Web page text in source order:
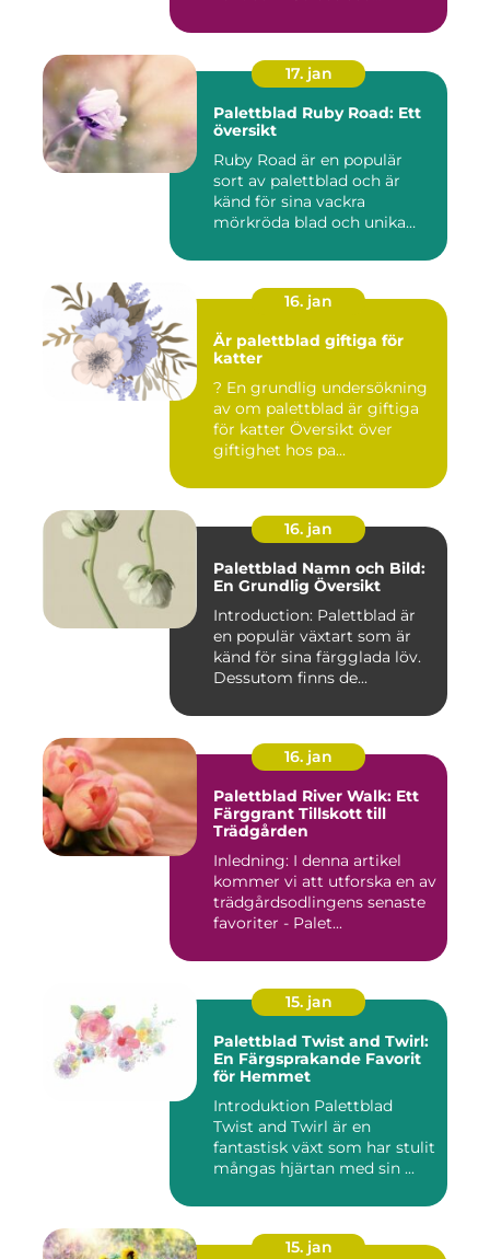
17. jan
Palettblad Ruby Road: Ett
översikt
Ruby Road är en populär
sort av palettblad och är
känd för sina vackra
mörkröda blad och unika
16. jan
Är palettblad giftiga för
katter
? En grundlig undersökning
av om palettblad är giftiga
för katter Översikt över
giftighet hos pa...
16. jan
Palettblad Namn och Bild:
En Grundlig Översikt
Introduction: Palettblad är
en populär växtart som är
känd för sina färgglada löv.
Dessutom finns de...
16. jan
Palettblad River Walk: Ett
Färggrant Tillskott till
Trädgården
Inledning: I denna artikel
kommer vi att utforska en av
trädgårdsodlingens senaste
favoriter - Palet...
15. jan
Palettblad Twist and Twirl:
En Färgsprakande Favorit
för Hemmet
Introduktion Palettblad
Twist and Twirl är en
fantastisk växt som har stulit
mångas hjärtan med sin ...
15. jan